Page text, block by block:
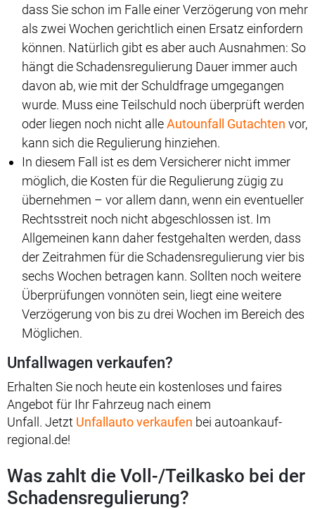
dass Sie schon im Falle einer Verzögerung von mehr
als zwei Wochen gerichtlich einen Ersatz einfordern
können. Natürlich gibt es aber auch Ausnahmen: So
hängt die Schadensregulierung Dauer immer auch
davon ab, wie mit der Schuldfrage umgegangen
wurde. Muss eine Teilschuld noch überprüft werden
oder liegen noch nicht alleAutounfall Gutachten vor,
kann sich die Regulierung hinziehen.
In diesem Fall ist es dem Versicherer nicht immer
möglich, die Kosten für die Regulierung zügig zu
übernehmen – vor allem dann, wenn ein eventueller
Rechtsstreit noch nicht abgeschlossen ist. Im
Allgemeinen kann daher festgehalten werden, dass
der Zeitrahmen für die Schadensregulierung vier bis
sechs Wochen betragen kann. Sollten noch weitere
Überprüfungen vonnöten sein, liegt eine weitere
Verzögerung von bis zu drei Wochen im Bereich des
Möglichen.
Unfallwagen verkaufen?
Erhalten Sie noch heute ein kostenloses und faires
Angebot für Ihr Fahrzeug nach einem
Unfall. Jetzt Unfallauto verkaufen bei autoankauf-
regional.de!
Was zahlt die Voll-/Teilkasko bei der
Schadensregulierung?